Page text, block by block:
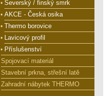
• Severský / finský smrk
• AKCE - Česká osika
• Thermo borovice
• Lavicový profil
• Příslušenství
Spojovací materiál
Stavební prkna, střešní latě
Zahradní nábytek THERMO